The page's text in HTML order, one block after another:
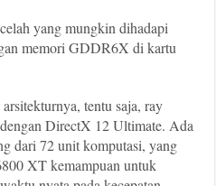
yang mungkin dihadapi
memori GDDR6X di kartu
tentu saja, ray
DirectX 12 Ultimate. Ada
dari 72 unit komputasi, yang
XT kemampuan untuk